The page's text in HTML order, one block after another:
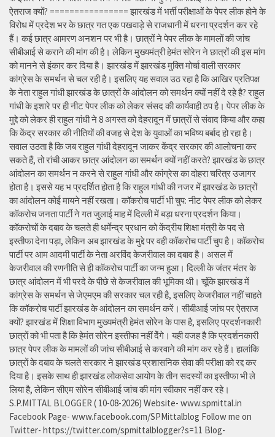
ऐतराज क्यों? ================ झारखंड में भर्ती परीक्षाओं के पेपर लीक होने के
विरोध में प्रदेश भर के छात्र गत एक पखवाड़े से राजधानी में धरना प्रदर्शन कर रहे
हैं। कई छात्र आमरण अनशन पर भी है। छात्रों ने पेपर लीक के मामलों की जांच
सीबीआई से कराने की मांग की है। लेकिन मुख्यमंत्री हेमंत सोरेन ने छात्रों की इस मांग
को मानने से इंकार कर दिया है। झारखंड में झारखंड मुक्ति मोर्चा वाली सरकार
कांग्रेस के समर्थन से चल रही है। इसलिए यह सवाल उठ रहा है कि आखिर प्रतिपक्ष
के नेता राहुल गांधी झारखंड के छात्रों के आंदोलन को समर्थन क्यों नहीं दे रहे है? राहुल
गांधी के इशारे पर ही नीट पेपर लीक को लेकर संसद की कार्यवाही ठप है। पेपर लीक के
मुद्दे को लेकर ही राहुल गांधी ने 8 अगस्त को देहरादून में छात्रों से संवाद किया और कहा
कि केंद्र सरकार की नीतियों की वजह से देश के युवाओं का भविष्य बर्बाद हो रहा है।
सवाल उठता है कि जब राहुल गांधी देहरादून जाकर केंद्र सरकार की आलोचना कर
सकते हैं, तो रांची आकर छात्र आंदोलन का समर्थन क्यों नहीं करते? झारखंड के छात्र
आंदोलन का समर्थन न करने से राहुल गांधी और कांग्रेस का दोहरा चरित्र उजागर
होता है। इससे यह भ प्रदर्शित होता है कि राहुल गांधी की नजर में झारखंड के छात्रों
का आंदोलन कोई मायने नहीं रखता। कॉकरोच पार्टी भी चुप: नीट पेपर लीक को लेकर
कॉकरोच जनता पार्टी ने गत जुलाई माह में दिल्ली में बड़ा धरना प्रदर्शन किया।
कॉकरोचों के दबाव के चलते ही धर्मेन्द्र प्रधान को केंद्रीय शिक्षा मंत्री के पद से
इस्तीफा देना पड़ा, लेकिन अब झारखंड के मुद्दे पर वही कॉकरोच पार्टी चुप है। कॉकरोच
पार्टी पर आम आदमी पार्टी के नेता अरविंद केजरीवाल का दबाव है। असल में
केजरीवाल की रणनीति से ही कॉकरोच पार्टी का जन्म हुआ। दिल्ली के जंतर मंतर के
छात्र आंदोलन में भी परदे के पीछे से केजरीवाल की भूमिका थी। चूंकि झारखंड में
कांग्रेस के समर्थन से जेएमएम की सरकार चल रही है, इसलिए केजरीवाल नहीं चाहते
कि कॉकरोच पार्टी झारखंड के आंदोलन का समर्थन करें। सीबीआई जांच पर ऐतराज
क्यों? झारखंड में शिक्षा विभाग मुख्यमंत्री हेमंत सोरेन के पास है, इसलिए प्रदर्शनकारी
छात्रों को भी पता है कि हेमंत सोरेन इस्तीफा नहीं देेंगे। यही वजह है कि प्रदर्शनकारी
छात्र पेपर लीक के मामलों की जांच सीबीआई से करवाने की मांग कर रहे हैं। हालांकि
छात्रों के दबाव के चलते सरकार ने झारखंड प्रशासनिक सेवा की परीक्षा को रद्द कर
दिया है। इसके साथ ही झारखंड लोकसेवा आयोग के तीन सदस्यों का इस्तीफा भी ले
लिया है, लेकिन सीएम सोरेन सीबीआई जांच की मांग स्वीकार नहीं कर रहे।
S.P.MITTAL BLOGGER ( 10-08-2026) Website- www.spmittal.in
Facebook Page- www.facebook.com/SPMittalblog Follow me on
Twitter- https://twitter.com/spmittalblogger?s=11 Blog-